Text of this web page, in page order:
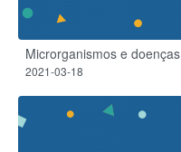
Microrganismos e doenças
2021-03-18